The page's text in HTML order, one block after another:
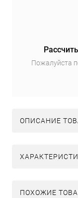
Пожалуйста
ОПИСАНИЕ
ПОХОЖИЕ